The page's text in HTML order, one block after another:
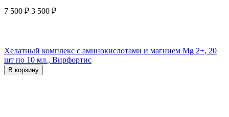
7 500 ₽ 3 500 ₽
Хелатный комплекс с аминокислотами и магнием Mg 2+, 20
шт по 10 мл., Вирфортис
В корзину